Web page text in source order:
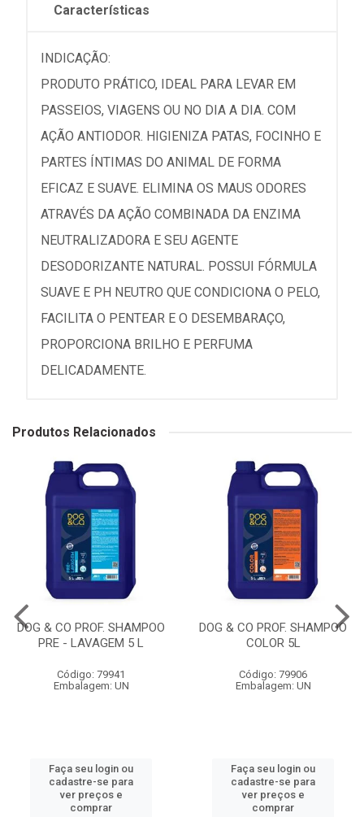
Características
INDICAÇÃO:
PRODUTO PRÁTICO, IDEAL PARA LEVAR EM
PASSEIOS, VIAGENS OU NO DIA A DIA. COM
AÇÃO ANTIODOR. HIGIENIZA PATAS, FOCINHO E
PARTES ÍNTIMAS DO ANIMAL DE FORMA
EFICAZ E SUAVE. ELIMINA OS MAUS ODORES
ATRAVÉS DA AÇÃO COMBINADA DA ENZIMA
NEUTRALIZADORA E SEU AGENTE
DESODORIZANTE NATURAL. POSSUI FÓRMULA
SUAVE E PH NEUTRO QUE CONDICIONA O PELO,
FACILITA O PENTEAR E O DESEMBARAÇO,
PROPORCIONA BRILHO E PERFUMA
DELICADAMENTE.
Produtos Relacionados
DOG & CO PROF. SHAMPOO
PRE - LAVAGEM 5 L
Código: 79941
Embalagem: UN
Faça seu login ou
cadastre-se para
ver preços e
comprar
DOG & CO PROF. SHAMPOO
COLOR 5L
Código: 79906
Embalagem: UN
Faça seu login ou
cadastre-se para
ver preços e
comprar